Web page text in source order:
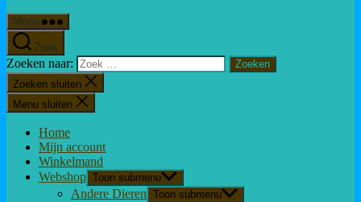
Menu
Zoek
Zoeken naar:
Zoeken sluiten
Menu sluiten
Home
Mijn account
Winkelmand
Webshop Toon submenu
Andere Dieren Toon submenu